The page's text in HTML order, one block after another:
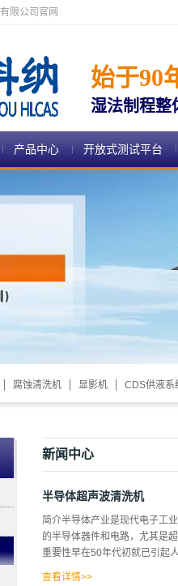
限公司官网
始于90
湿法制程整
产品中心 开放式测试平台
腐蚀清洗机 显影机 CDS供液系
新闻中心
半导体超声波清洗机
简介半导体产业是现代电子工
的半导体器件和电路，尤其是
重要性早在50年代初就已引起
查看详情>>